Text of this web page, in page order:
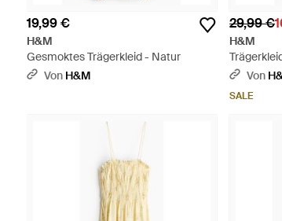
19,99 €
H&M
Gesmoktes Trägerkleid - Natur
Von H&M
29,99 €
H&M
WeißVon
SALE